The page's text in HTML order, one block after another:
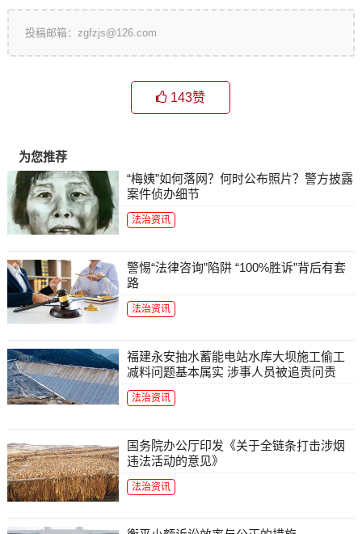
投稿邮箱：zgfzjs@126.com
143赞
为您推荐
“梅姨”如何落网？何时公布照片？警方披露
案件侦办细节
法治资讯
警惕“法律咨询”陷阱 “100%胜诉”背后有套
路
法治资讯
福建永安抽水蓄能电站水库大坝施工偷工
减料问题基本属实 涉事人员被追责问责
法治资讯
国务院办公厅印发《关于全链条打击涉烟
违法活动的意见》
法治资讯